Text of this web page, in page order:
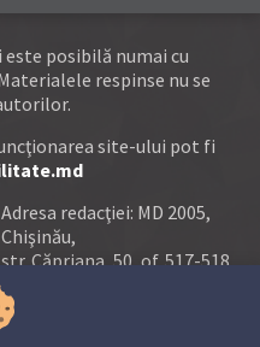
posibilă numai cu
respinse nu se
site-ului pot fi
Adresa redacţiei: MD 2005,
Chişinău,
str. Căpriana, 50, of. 517-518
tel.:
tel./fax: